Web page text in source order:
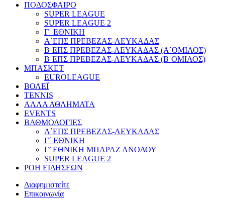
ΠΟΔΟΣΦΑΙΡΟ
SUPER LEAGUE
SUPER LEAGUE 2
Γ΄ ΕΘΝΙΚΗ
Α΄ΕΠΣ ΠΡΕΒΕΖΑΣ-ΛΕΥΚΑΔΑΣ
Β΄ΕΠΣ ΠΡΕΒΕΖΑΣ-ΛΕΥΚΑΔΑΣ (Α΄ΟΜΙΛΟΣ)
Β΄ΕΠΣ ΠΡΕΒΕΖΑΣ-ΛΕΥΚΑΔΑΣ (Β΄ΟΜΙΛΟΣ)
ΜΠΑΣΚΕΤ
EUROLEAGUE
ΒΟΛΕΪ
TENNIS
ΑΛΛΑ ΑΘΛΗΜΑΤΑ
EVENTS
ΒΑΘΜΟΛΟΓΙΕΣ
Α΄ΕΠΣ ΠΡΕΒΕΖΑΣ-ΛΕΥΚΑΔΑΣ
Γ΄ ΕΘΝΙΚΗ
Γ’ ΕΘΝΙΚΗ ΜΠΑΡΑΖ ΑΝΟΔΟΥ
SUPER LEAGUE 2
ΡΟΗ ΕΙΔΗΣΕΩΝ
Διαφημιστείτε
Επικοινωνία